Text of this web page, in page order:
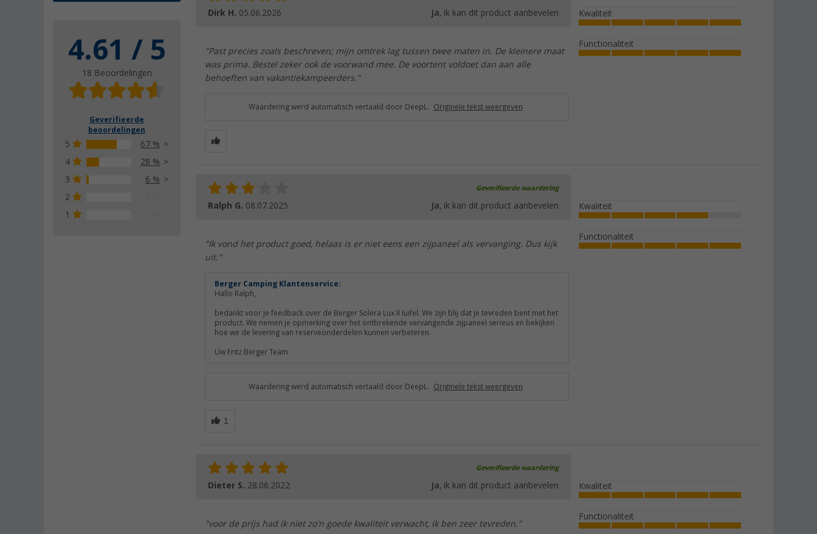
4.61 / 5
18 Beoordelingen
Geverifieerde
beoordelingen
5
67 %
4
28 %
3
6 %
2
1
Dirk H. 05.06.2026 Ja, ik kan dit product aanbevelen
"Past precies zoals beschreven; mijn omtrek lag tussen twee maten in. De kleinere maat
was prima. Bestel zeker ook de voorwand mee. De voortent voldoet dan aan alle
behoeften van vakantiekampeerders."
Kwaliteit
Functionaliteit
Waardering werd automatisch vertaald door DeepL. Originele tekst weergeven
Geverifieerde waardering
Ralph G. 08.07.2025 Ja, ik kan dit product aanbevelen
"Ik vond het product goed, helaas is er niet eens een zijpaneel als vervanging. Dus kijk
uit."
Kwaliteit
Functionaliteit
Berger Camping Klantenservice:
Hallo Ralph,
bedankt voor je feedback over de Berger Solera Lux II luifel. We zijn blij dat je tevreden bent met het
product. We nemen je opmerking over het ontbrekende vervangende zijpaneel serieus en bekijken
hoe we de levering van reserveonderdelen kunnen verbeteren.
Uw Fritz Berger Team
Waardering werd automatisch vertaald door DeepL. Originele tekst weergeven
Geverifieerde waardering
Dieter S. 28.06.2022 Ja, ik kan dit product aanbevelen
"voor de prijs had ik niet zo'n goede kwaliteit verwacht, ik ben zeer tevreden."
Kwaliteit
Functionaliteit